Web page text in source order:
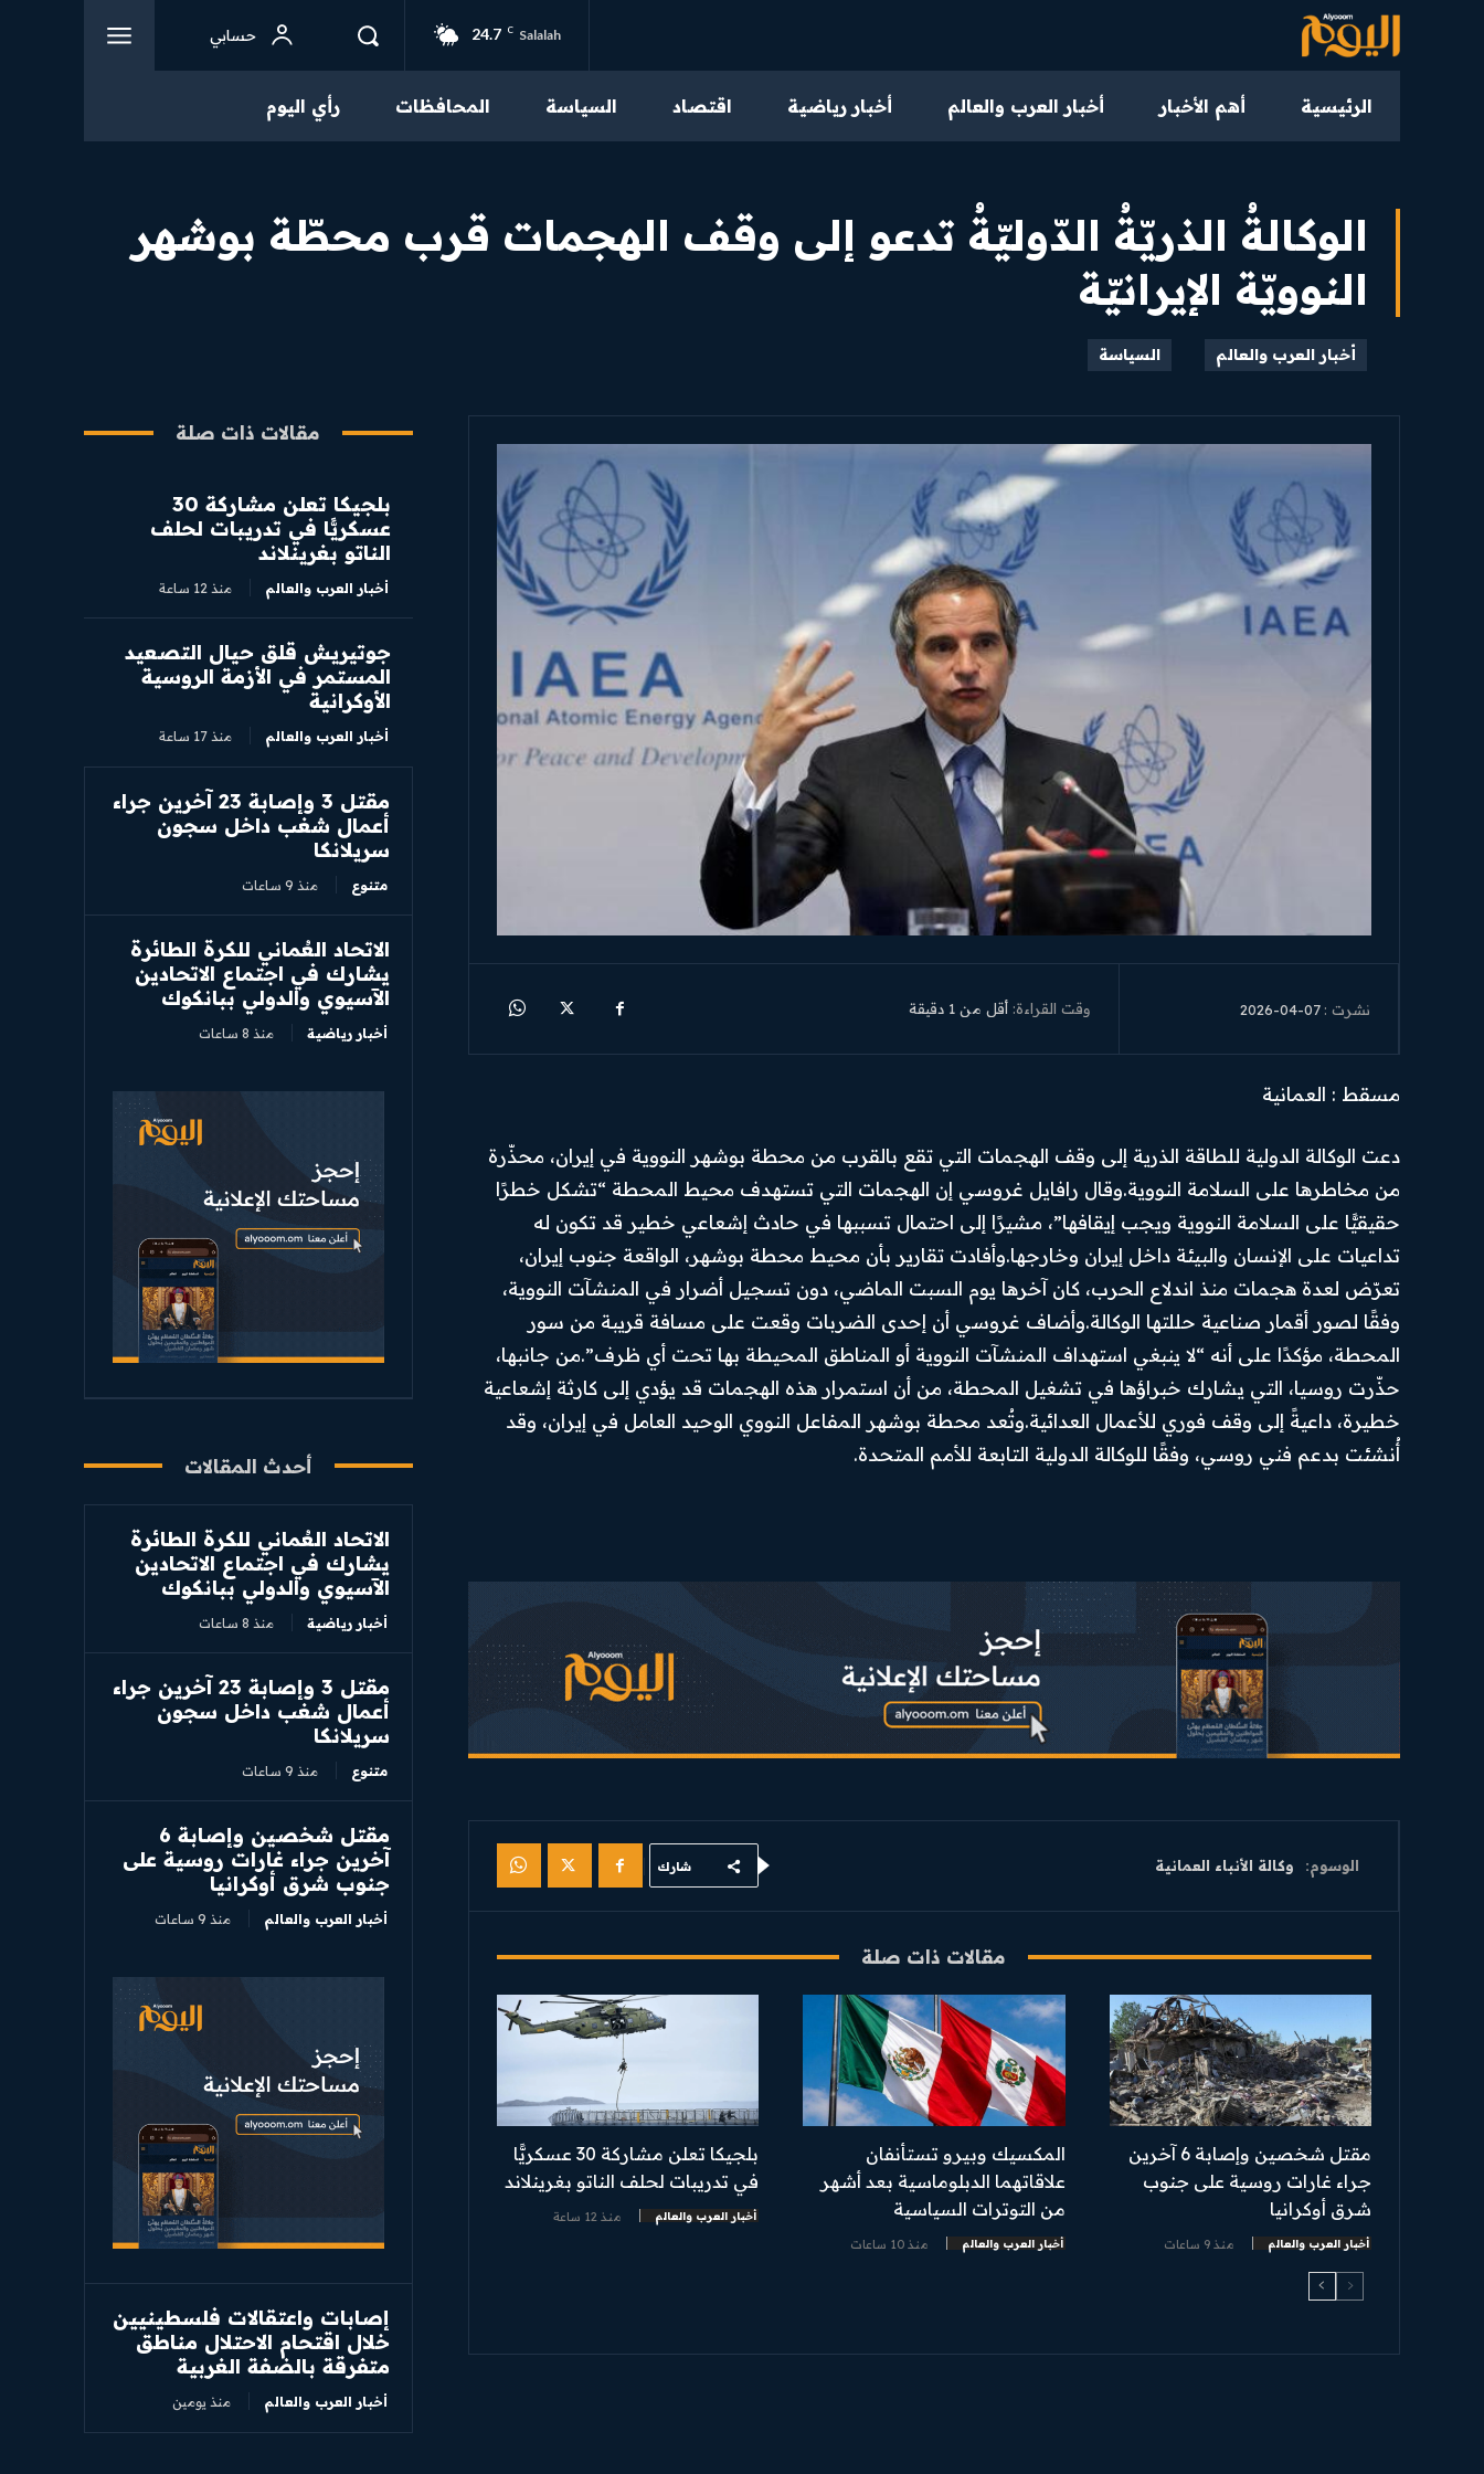
سياسة الخصوصية
News
Hub
SUBSCRIBE
I've read and accept the
Privacy Policy
.
الرئيسية
أهم الأخبار
أخبار العرب
أخبار رياضية
من نحن
تواصل بنا
سياسة
احكام
الاستخدام
Facebook
Instagram
X
© Newspaper WordPress Theme by TagDiv
24.7 C Salalah حسابي
الرئيسية أهم الأخبار أخبار العرب والعالم أخبار رياضية اقتصاد السياسة المحافظات رأي اليوم
الوكالةُ الذريّةُ الدّوليّةُ تدعو إلى وقف الهجمات قرب محطّة بوشهر
النوويّة الإيرانيّة
أخبار العرب والعالم السياسة
نشرت : 2026-04-07 وقت القراءة: أقل من 1 دقيقة
مسقط : العمانية
دعت الوكالة الدولية للطاقة الذرية إلى وقف الهجمات التي تقع بالقرب من محطة بوشهر النووية في إيران، محذّرة
من مخاطرها على السلامة النووية.وقال رافايل غروسي إن الهجمات التي تستهدف محيط المحطة “تشكل خطرًا
حقيقيًّا على السلامة النووية ويجب إيقافها”، مشيرًا إلى احتمال تسببها في حادث إشعاعي خطير قد تكون له
تداعيات على الإنسان والبيئة داخل إيران وخارجها.وأفادت تقارير بأن محيط محطة بوشهر، الواقعة جنوب إيران،
تعرّض لعدة هجمات منذ اندلاع الحرب، كان آخرها يوم السبت الماضي، دون تسجيل أضرار في المنشآت النووية،
وفقًا لصور أقمار صناعية حللتها الوكالة.وأضاف غروسي أن إحدى الضربات وقعت على مسافة قريبة من سور
المحطة، مؤكدًا على أنه “لا ينبغي استهداف المنشآت النووية أو المناطق المحيطة بها تحت أي ظرف”.من جانبها،
حذّرت روسيا، التي يشارك خبراؤها في تشغيل المحطة، من أن استمرار هذه الهجمات قد يؤدي إلى كارثة إشعاعية
خطيرة، داعيةً إلى وقف فوري للأعمال العدائية.وتُعد محطة بوشهر المفاعل النووي الوحيد العامل في إيران، وقد
أُنشئت بدعم فني روسي، وفقًا للوكالة الدولية التابعة للأمم المتحدة.
الوسوم: وكالة الأنباء العمانية شارك
مقالات ذات صلة
مقتل شخصين وإصابة 6 آخرين
جراء غارات روسية على جنوب
شرق أوكرانيا
أخبار العرب والعالم منذ 9 ساعات
المكسيك وبيرو تستأنفان
علاقاتهما الدبلوماسية بعد أشهر
من التوترات السياسية
أخبار العرب والعالم منذ 10 ساعات
بلجيكا تعلن مشاركة 30 عسكريًّا
في تدريبات لحلف الناتو بغرينلاند
أخبار العرب والعالم منذ 12 ساعة
مقالات ذات صلة
بلجيكا تعلن مشاركة 30
عسكريًّا في تدريبات لحلف
الناتو بغرينلاند
أخبار العرب والعالم منذ 12 ساعة
جوتيريش قلق حيال التصعيد
المستمر في الأزمة الروسية
الأوكرانية
أخبار العرب والعالم منذ 17 ساعة
مقتل 3 وإصابة 23 آخرين جراء
أعمال شغب داخل سجون
سريلانكا
متنوع منذ 9 ساعات
الاتحاد العُماني للكرة الطائرة
يشارك في اجتماع الاتحادين
الآسيوي والدولي ببانكوك
أخبار رياضية منذ 8 ساعات
أحدث المقالات
الاتحاد العُماني للكرة الطائرة
يشارك في اجتماع الاتحادين
الآسيوي والدولي ببانكوك
أخبار رياضية منذ 8 ساعات
مقتل 3 وإصابة 23 آخرين جراء
أعمال شغب داخل سجون
سريلانكا
متنوع منذ 9 ساعات
مقتل شخصين وإصابة 6
آخرين جراء غارات روسية على
جنوب شرق أوكرانيا
أخبار العرب والعالم منذ 9 ساعات
إصابات واعتقالات فلسطينيين
خلال اقتحام الاحتلال مناطق
متفرقة بالضفة الغربية
أخبار العرب والعالم منذ يومين